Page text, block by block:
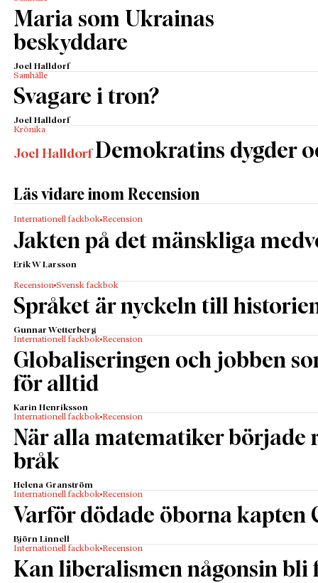
Maria som Ukrainas
beskyddare
Joel Halldorf
Samhälle
Svagare i tron?
Joel Halldorf
Krönika
Joel Halldorf Demokratins dygder
Läs vidare inom Recension
Internationell fackbok Recension
Jakten på det mänskliga
Erik W Larsson
Recension Svensk fackbok
Språket är nyckeln till
Gunnar Wetterberg
Internationell fackbok Recension
Globaliseringen och jobben
för alltid
Karin Henriksson
Internationell fackbok Recension
När alla matematiker började
bråk
Helena Granström
Internationell fackbok Recension
Varför dödade öborna kapten
Björn Linnell
Internationell fackbok Recension
Kan liberalismen någonsin bli